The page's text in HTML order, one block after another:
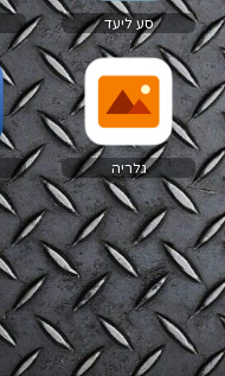
סע ליעד
גלריה